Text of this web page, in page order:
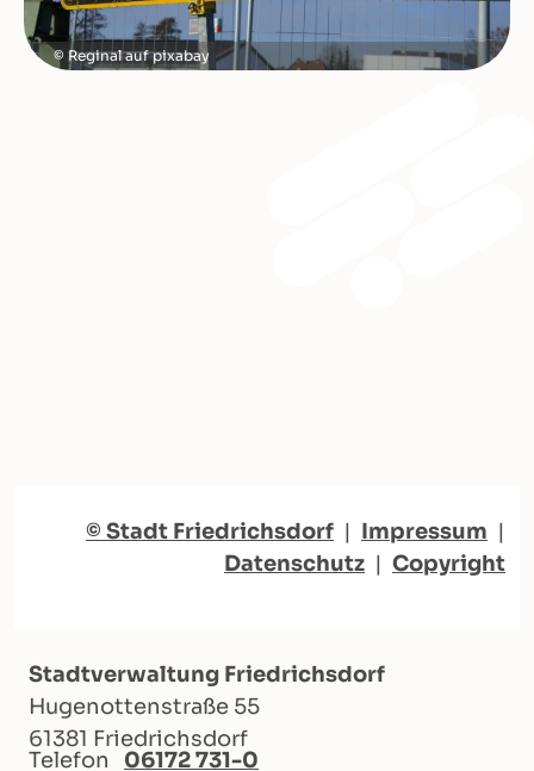
Reginal auf pixabay
© Stadt Friedrichsdorf | Impressum |
Datenschutz | Copyright
Stadtverwaltung Friedrichsdorf
Hugenottenstraße 55
61381 Friedrichsdorf
Telefon
06172 731-0